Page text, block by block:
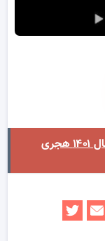
زمان دقیق لحظه تحویل سال ۱۴۰۱ هجری